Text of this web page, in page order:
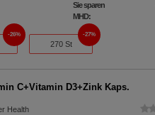
Sie sparen
MHD:
26%
270 St
27%
C+Vitamin D3+Zink Kaps.
Health